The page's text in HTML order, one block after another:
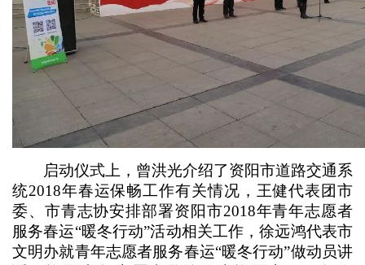
启动仪式上，曾洪光介绍了资阳市道路交通系
统2018年春运保畅工作有关情况，王健代表团市
委、市青志协安排部署资阳市2018年青年志愿者
服务春运“暖冬行动”活动相关工作，徐远鸿代表市
文明办就青年志愿者服务春运“暖冬行动”做动员讲